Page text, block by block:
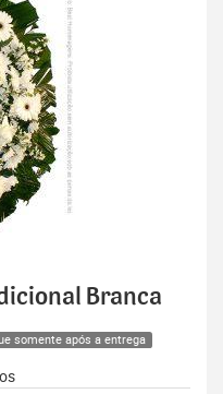
Branca
somente após a entrega